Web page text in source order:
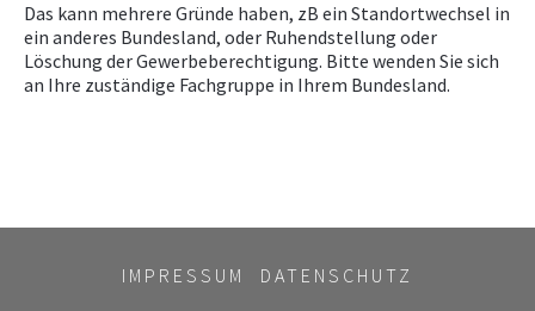
Das kann mehrere Gründe haben, zB ein Standortwechsel in
ein anderes Bundesland, oder Ruhendstellung oder
Löschung der Gewerbeberechtigung. Bitte wenden Sie sich
an Ihre zuständige Fachgruppe in Ihrem Bundesland.
IMPRESSUM DATENSCHUTZ